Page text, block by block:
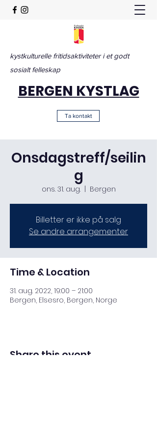
kystkulturelle fritidsaktiviteter i et godt
sosialt felleskap
BERGEN KYSTLAG
Ta kontakt
Onsdagstreff/seilin
g
ons. 31. aug.
  |
Bergen
Billetter er ikke på salg
Se andre arrangementer
Time & Location
31. aug. 2022, 19:00 – 21:00
Bergen, Elsesro, Bergen, Norge
Share this event